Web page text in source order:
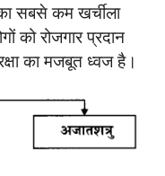
सबसे कम खर्चीला
को रोजगार प्रदान
का मजबूत ध्वज है।